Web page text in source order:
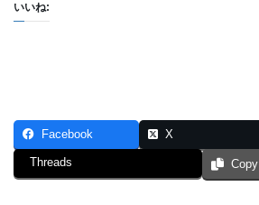
いいね:
Facebook X
Threads Copy